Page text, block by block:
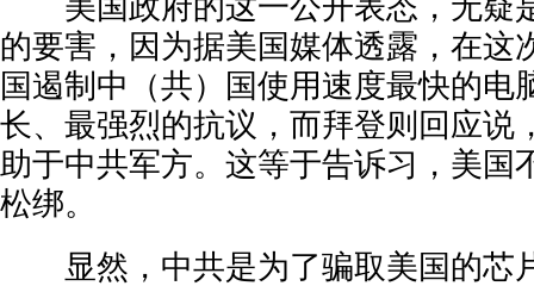
美国政府的这一公开表态，无疑
的要害，因为据美国媒体透露，在这
国遏制中（共）国使用速度最快的电
长、最强烈的抗议，而拜登则回应说
助于中共军方。这等于告诉习，美国
松绑。
显然，中共是为了骗取美国的芯